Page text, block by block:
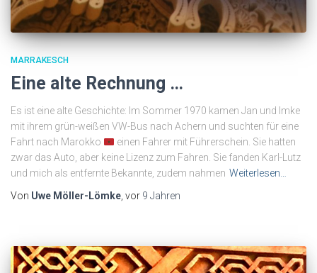
MARRAKESCH
Eine alte Rechnung …
Es ist eine alte Geschichte: Im Sommer 1970 kamen Jan und Imke
mit ihrem grün-weißen VW-Bus nach Achern und suchten für eine
Fahrt nach Marokko
einen Fahrer mit Führerschein. Sie hatten
zwar das Auto, aber keine Lizenz zum Fahren. Sie fanden Karl-Lutz
und mich als entfernte Bekannte, zudem nahmen Weiterlesen…
Von Uwe Möller-Lömke, vor 9 Jahren